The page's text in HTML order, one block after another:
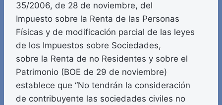
35/2006, de 28 de noviembre, del
Impuesto sobre la Renta de las Personas
Físicas y de modificación parcial de las leyes
de los Impuestos sobre Sociedades,
sobre la Renta de no Residentes y sobre el
Patrimonio (BOE de 29 de noviembre)
establece que “No tendrán la consideración
de contribuyente las sociedades civiles no